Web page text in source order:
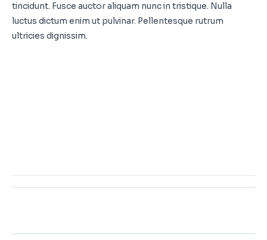
tincidunt. Fusce auctor aliquam nunc in tristique. Nulla
luctus dictum enim ut pulvinar. Pellentesque rutrum
ultricies dignissim.